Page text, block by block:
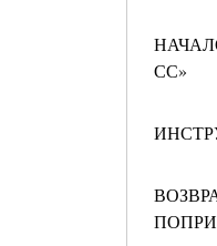
СС»